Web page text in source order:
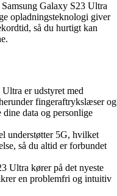
Galaxy S23 Ultra
opladningsteknologi giver
så du hurtigt kan
er udstyret med
fingeraftrykslæser og
dine data og personlige
understøtter 5G, hvilket
så du altid er forbundet
Ultra kører på det nyeste
en problemfri og intuitiv